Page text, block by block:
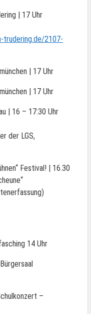
| 17 Uhr
2107-
| 17 Uhr
| 17 Uhr
| 16 – 17:30 Uhr
der LGS,
Festival! | 16.30
14 Uhr
–